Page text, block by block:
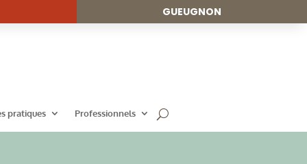
GUEUGNON
pratiques Professionnels